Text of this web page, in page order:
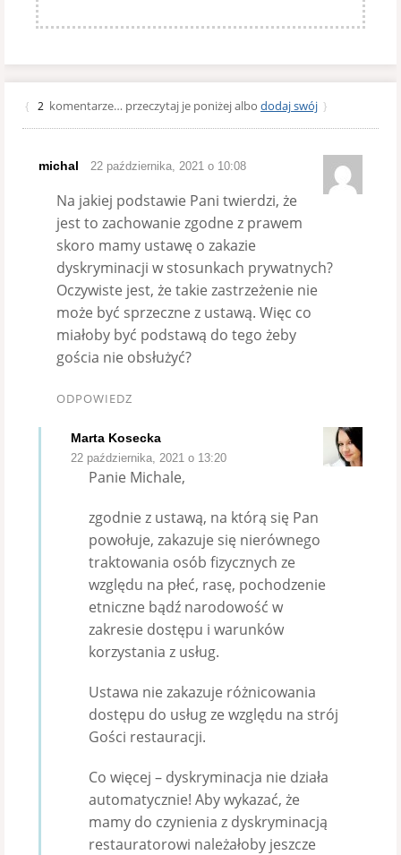
{ 2 komentarze… przeczytaj je poniżej albo dodaj swój }
michal 22 października, 2021 o 10:08
Na jakiej podstawie Pani twierdzi, że
jest to zachowanie zgodne z prawem
skoro mamy ustawę o zakazie
dyskryminacji w stosunkach prywatnych?
Oczywiste jest, że takie zastrzeżenie nie
może być sprzeczne z ustawą. Więc co
miałoby być podstawą do tego żeby
gościa nie obsłużyć?
ODPOWIEDZ
Marta Kosecka
22 października, 2021 o 13:20
Panie Michale,
zgodnie z ustawą, na którą się Pan
powołuje, zakazuje się nierównego
traktowania osób fizycznych ze
względu na płeć, rasę, pochodzenie
etniczne bądź narodowość w
zakresie dostępu i warunków
korzystania z usług.
Ustawa nie zakazuje różnicowania
dostępu do usług ze względu na strój
Gości restauracji.
Co więcej – dyskryminacja nie działa
automatycznie! Aby wykazać, że
mamy do czynienia z dyskryminacją
restauratorowi należałoby jeszcze